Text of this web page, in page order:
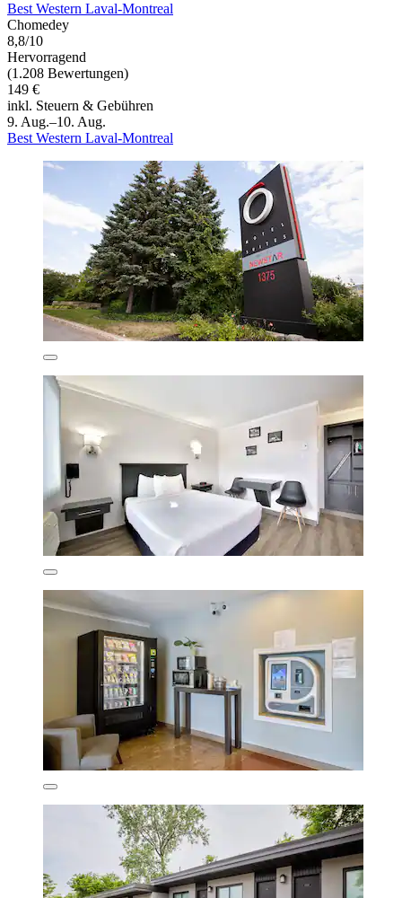
Best Western Laval-Montreal
Chomedey
8,8/10
Hervorragend
(1.208 Bewertungen)
149 €
inkl. Steuern & Gebühren
9. Aug.–10. Aug.
Best Western Laval-Montreal